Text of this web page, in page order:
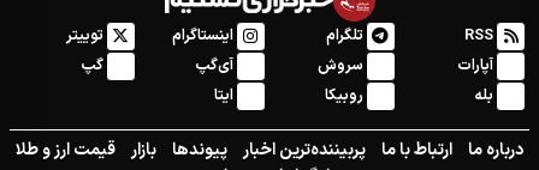
RSS تلگرام اینستاگرام
توییتر
آپارات
سروش آی‌گپ
گپ
بله
روبیکا ایتا
درباره ما ارتباط با ما پربیننده‌ترین اخبار پیوندها بازار
قیمت ارز و طلا